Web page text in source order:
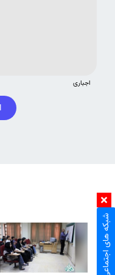
اجباری
شبکه های اجتماعی